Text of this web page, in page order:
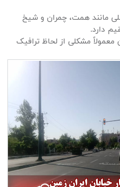
مانند همت، چمران و شیخ
دارد.
مشکلی از لحاظ ترافیک